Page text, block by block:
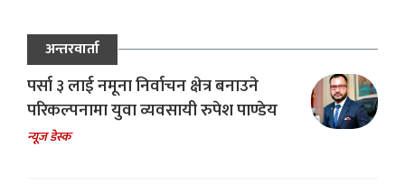
अन्तरवार्ता
पर्सा ३ लाई नमूना निर्वाचन क्षेत्र बनाउने
परिकल्पनामा युवा व्यवसायी रुपेश पाण्डेय
न्यूज डेस्क